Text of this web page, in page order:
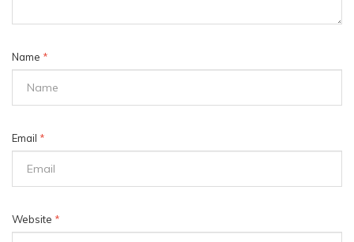
Name *
Email *
Website *